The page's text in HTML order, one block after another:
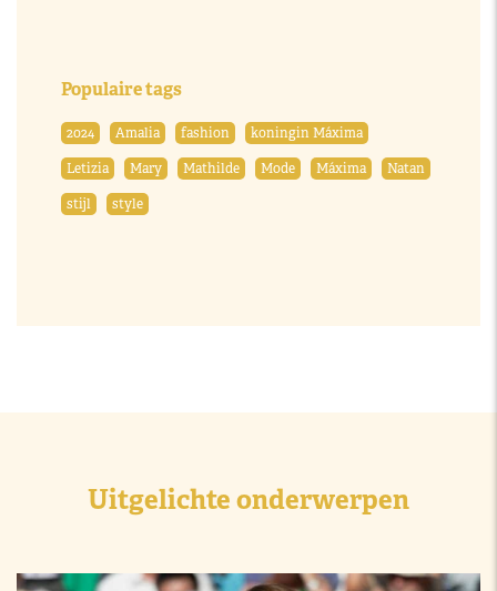
Populaire tags
2024 Amalia fashion
koningin Máxima
Letizia
Mary Mathilde Mode Máxima
Natan
stijl
style
Uitgelichte onderwerpen